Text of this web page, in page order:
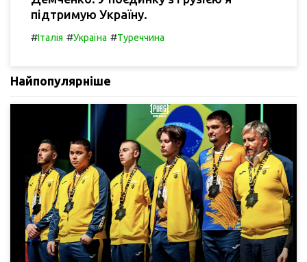
підтримую Україну.
#Італія #Україна #Туреччина
Найпопулярніше